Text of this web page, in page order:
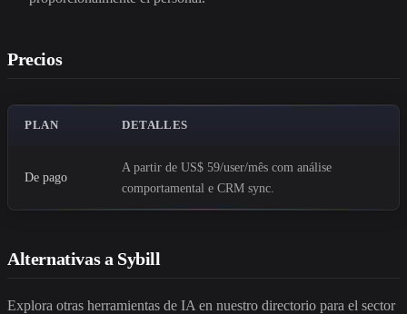
Precios
PLAN DETALLES
De pago
A partir de US$ 59/user/mês com análise
comportamental e CRM sync.
Alternativas a Sybill
Explora otras herramientas de IA en nuestro directorio para el sector